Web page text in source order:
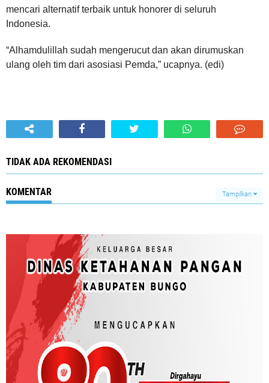
mencari alternatif terbaik untuk honorer di seluruh
Indonesia.
“Alhamdulillah sudah mengerucut dan akan dirumuskan
ulang oleh tim dari asosiasi Pemda,” ucapnya. (edi)
TIDAK ADA REKOMENDASI
KOMENTAR Tampilkan